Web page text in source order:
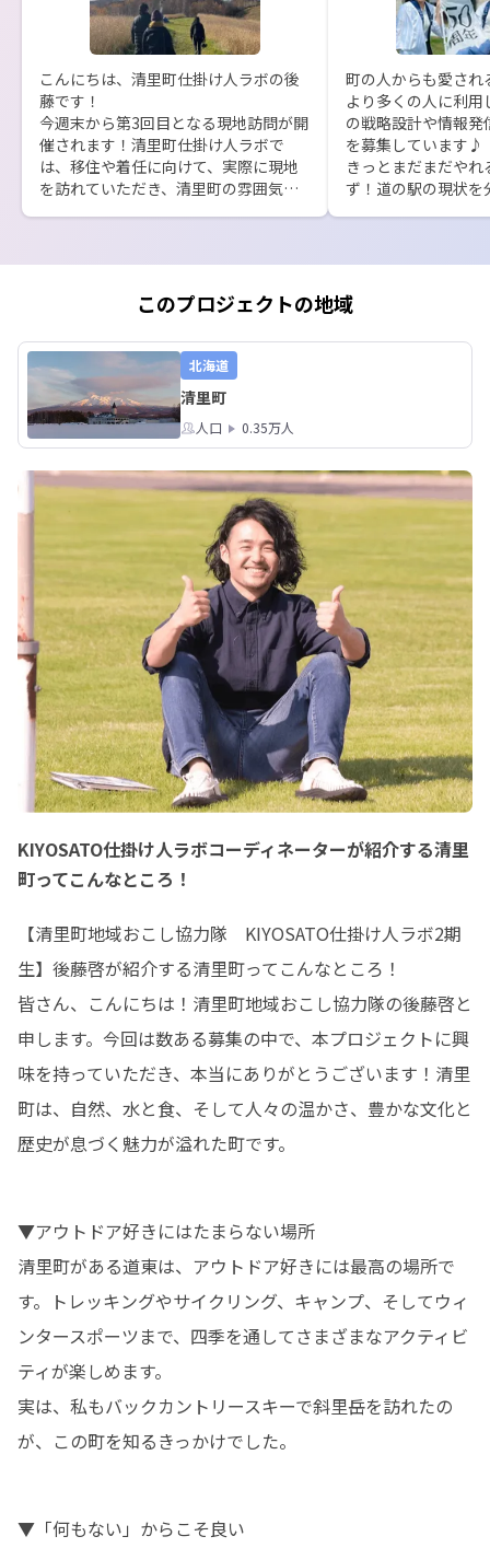
こんにちは、清里町仕掛け人ラボの後
藤です！
今週末から第3回目となる現地訪問が開
催されます！清里町仕掛け人ラボで
は、移住や着任に向けて、実際に現地
を訪れていただき、清里町の雰囲気を
ご応募お待ちしています！
町の人からも愛され
より多くの人に利
の戦略設計や情報
を募集しています♪
きっとまだまだや
ず！道の駅の現状を
本プロジェクトは
りとさせていただき
少しでもご関心いた
お待ちしています＾
このプロジェクトの地域
北海道
清里町
人口 0.35万人
KIYOSATO仕掛け人ラボコーディネーターが紹介する清里
町ってこんなところ！
【清里町地域おこし協力隊　KIYOSATO仕掛け人ラボ2期
生】後藤啓が紹介する清里町ってこんなところ！
皆さん、こんにちは！清里町地域おこし協力隊の後藤啓と
申します。今回は数ある募集の中で、本プロジェクトに興
味を持っていただき、本当にありがとうございます！清里
町は、自然、水と食、そして人々の温かさ、豊かな文化と
歴史が息づく魅力が溢れた町です。
▼アウトドア好きにはたまらない場所
清里町がある道東は、アウトドア好きには最高の場所で
す。トレッキングやサイクリング、キャンプ、そしてウィ
ンタースポーツまで、四季を通してさまざまなアクティビ
ティが楽しめます。
実は、私もバックカントリースキーで斜里岳を訪れたの
が、この町を知るきっかけでした。
▼「何もない」からこそ良い